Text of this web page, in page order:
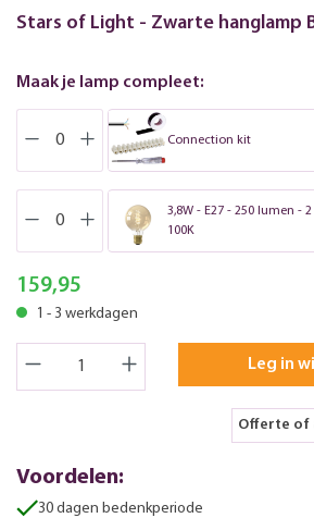
Stars of Light - Zwarte hanglamp
Maak je lamp compleet:
Connection kit
3,8W - E27 - 250 lumen - 2
100K
159,95
1 - 3 werkdagen
Leg in
Offerte of
Voordelen:
30 dagen bedenkperiode